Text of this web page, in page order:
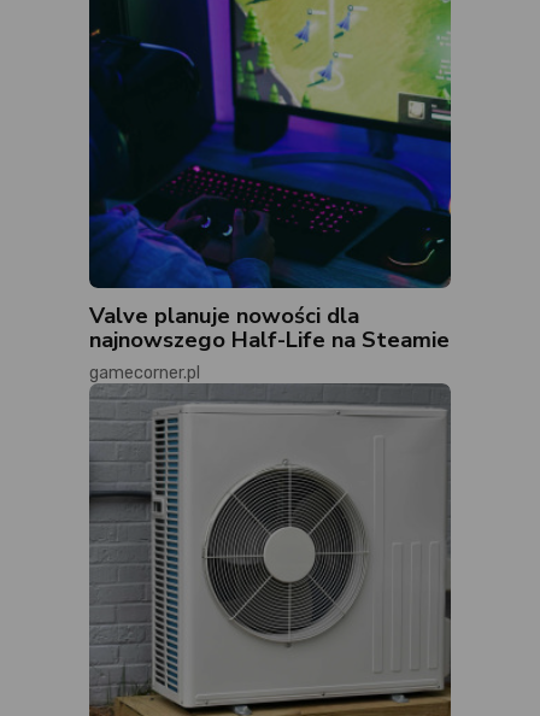
Valve planuje nowości dla
najnowszego Half-Life na Steamie
gamecorner.pl